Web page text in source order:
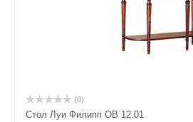
(0)
Стол Луи Филипп ОВ 12.01